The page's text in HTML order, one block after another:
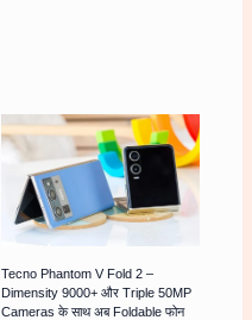
Tecno Phantom V Fold 2 –
Dimensity 9000+ और Triple 50MP
Cameras के साथ अब Foldable फोन